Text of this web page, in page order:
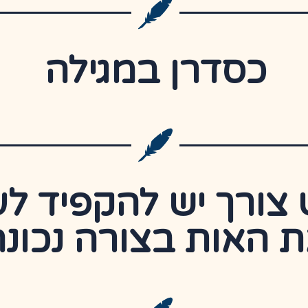
כסדרן במגילה
צורך יש להקפיד
האות בצורה